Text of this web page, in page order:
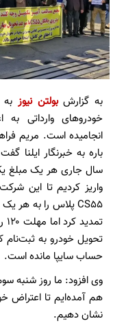
به گزارشبولتن نیوز
خودروهای وارداتی به
انجامیده است. مریم
تحویل خودرو به ثبت‌نام
حساب سایپا مانده است.
وی افزود: ما روز شنبه
هم آمده‌ایم تا اعتراض
نشان دهیم.